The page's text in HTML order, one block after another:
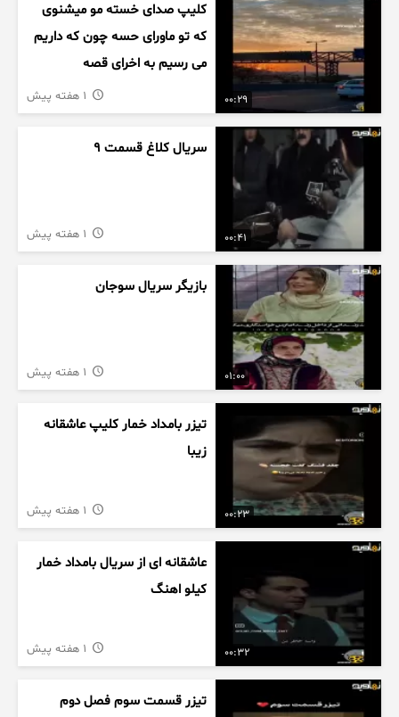
00:29
کلیپ صدای خسته مو میشنوی
که تو ماورای حسه چون که داریم
می رسیم به اخرای قصه
00:41
سریال کلاغ قسمت 9
01:00
بازیگر سریال سوجان
00:23
تیزر بامداد خمار کلیپ عاشقانه
زیبا
00:32
عاشقانه ای از سریال بامداد خمار
کیلو اهنگ
تیزر قسمت سوم فصل دوم